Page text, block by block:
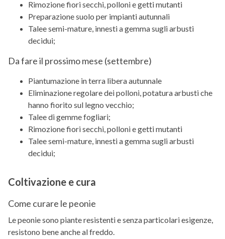
Rimozione fiori secchi, polloni e getti mutanti
Preparazione suolo per impianti autunnali
Talee semi-mature, innesti a gemma sugli arbusti
decidui;
Da fare il prossimo mese (settembre)
Piantumazione in terra libera autunnale
Eliminazione regolare dei polloni, potatura arbusti che
hanno fiorito sul legno vecchio;
Talee di gemme fogliari;
Rimozione fiori secchi, polloni e getti mutanti
Talee semi-mature, innesti a gemma sugli arbusti
decidui;
Coltivazione e cura
Come curare le peonie
Le peonie sono piante resistenti e senza particolari esigenze,
resistono bene anche al freddo.